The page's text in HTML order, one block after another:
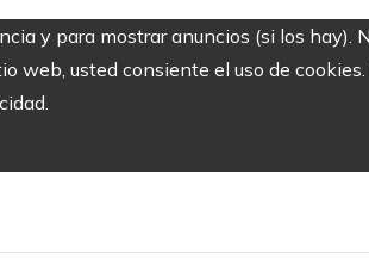
y para mostrar anuncios (si los
web, usted consiente el uso de